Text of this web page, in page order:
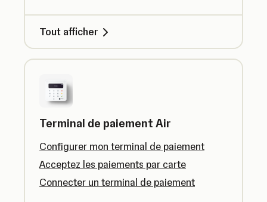
Tout afficher
Terminal de paiement Air
Configurer mon terminal de paiement
Acceptez les paiements par carte
Connecter un terminal de paiement